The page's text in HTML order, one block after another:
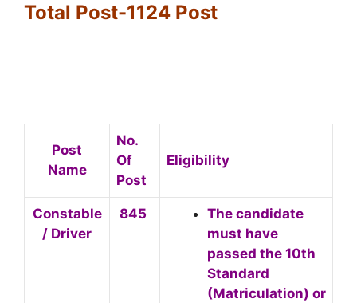
Total Post-1124 Post
Post
Name
No.
Of
Post
Eligibility
Constable
/ Driver
845
The candidate
must have
passed the 10th
Standard
(Matriculation) or